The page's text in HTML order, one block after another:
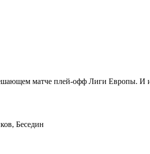
матче плей-офф Лиги Европы. И
Беседин